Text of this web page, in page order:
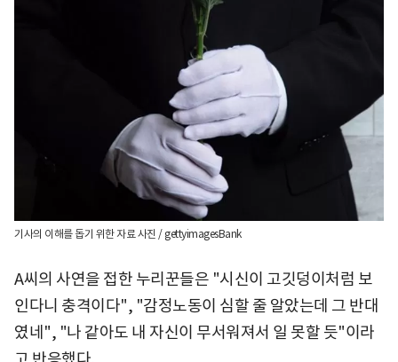
기사의 이해를 돕기 위한 자료 사진 / gettyimagesBank
A씨의 사연을 접한 누리꾼들은 "시신이 고깃덩이처럼 보
인다니 충격이다", "감정노동이 심할 줄 알았는데 그 반대
였네", "나 같아도 내 자신이 무서워져서 일 못할 듯"이라